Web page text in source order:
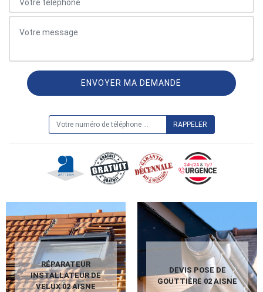
RÉPARATEUR
INSTALLATEUR DE
VELUX 02 AISNE
DEVIS POSE DE
GOUTTIÈRE 02 AISNE